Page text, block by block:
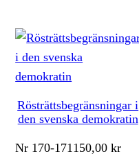
Rösträttsbegränsningar i
den svenska demokratin
Nr 170-171150,00kr